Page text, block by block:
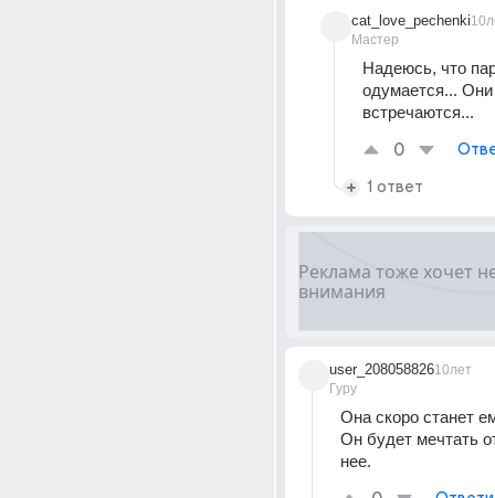
cat_love_pechenki
Мастер
Надеюсь, что
одумается...
встречаются...
0
1 ответ
user_208058826
Гуру
10лет
Она скоро станет
Он будет мечтать
нее.